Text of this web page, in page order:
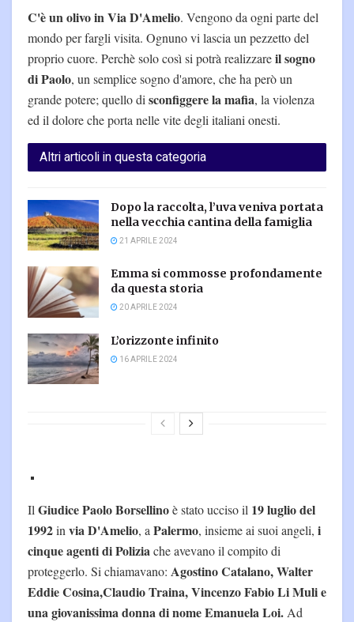
C'è un olivo in Via D'Amelio. Vengono da ogni parte del
mondo per fargli visita. Ognuno vi lascia un pezzetto del
proprio cuore. Perchè solo così si potrà realizzareil sogno
di Paolo, un semplice sogno d'amore, che ha però un
grande potere; quello di sconfiggere la mafia, la violenza
ed il dolore che porta nelle vite degli italiani onesti.
Altri articoli in questa categoria
Dopo la raccolta, l’uva veniva portata
nella vecchia cantina della famiglia
21 APRILE 2024
Emma si commosse profondamente
da questa storia
20 APRILE 2024
L’orizzonte infinito
16 APRILE 2024
Il Giudice Paolo Borsellinoè stato ucciso il 19 luglio del
1992in via D'Amelio, a Palermo, insieme ai suoi angeli, i
cinque agenti di Poliziache avevano il compito di
proteggerlo. Si chiamavano: Agostino Catalano, Walter
Eddie Cosina,Claudio Traina, Vincenzo Fabio Li Muli e
una giovanissima donna di nome Emanuela Loi. Ad